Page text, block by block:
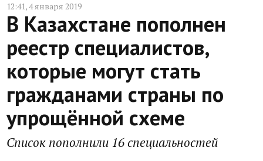
12:41, 4 января 2019
В Казахстане пополнен
реестр специалистов,
которые могут стать
гражданами страны по
упрощённой схеме
Список пополнили 16 специальностей